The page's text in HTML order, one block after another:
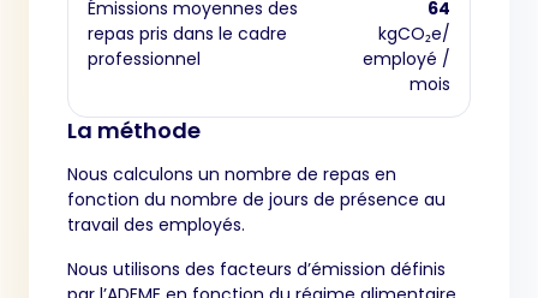
Émissions moyennes des
repas pris dans le cadre
professionnel
64
kgCO₂e/
employé /
mois
La méthode
Nous calculons un nombre de repas en
fonction du nombre de jours de présence au
travail des employés.
Nous utilisons des facteurs d’émission définis